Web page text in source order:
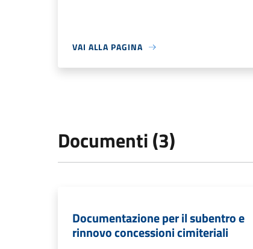
VAI ALLA PAGINA
Documenti (3)
Documentazione per il subentro e
rinnovo concessioni cimiteriali